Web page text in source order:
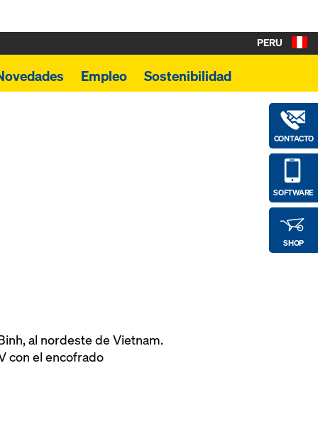
Empleo Sostenibilidad
CONTACTO
SOFTWARE
SHOP
PERU
al nordeste de Vietnam.
con el encofrado